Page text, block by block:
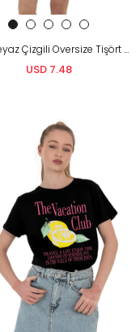
Mavi Beyaz Çizgili Oversize Tişört - Baskı Detaylı
USD 7.48